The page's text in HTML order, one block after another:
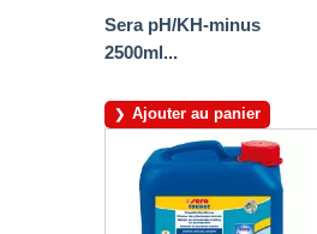
Sera pH/KH-minus
2500ml...
Ajouter au panier